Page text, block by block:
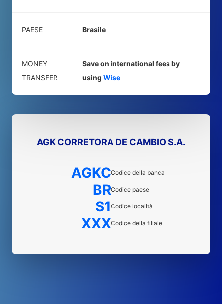
PAESE Brasile
MONEY
TRANSFER
Save on international fees by
using Wise
AGK CORRETORA DE CAMBIO S.A.
AGKCCodice della banca
BRCodice paese
S1 Codice località
XXXCodice della filiale